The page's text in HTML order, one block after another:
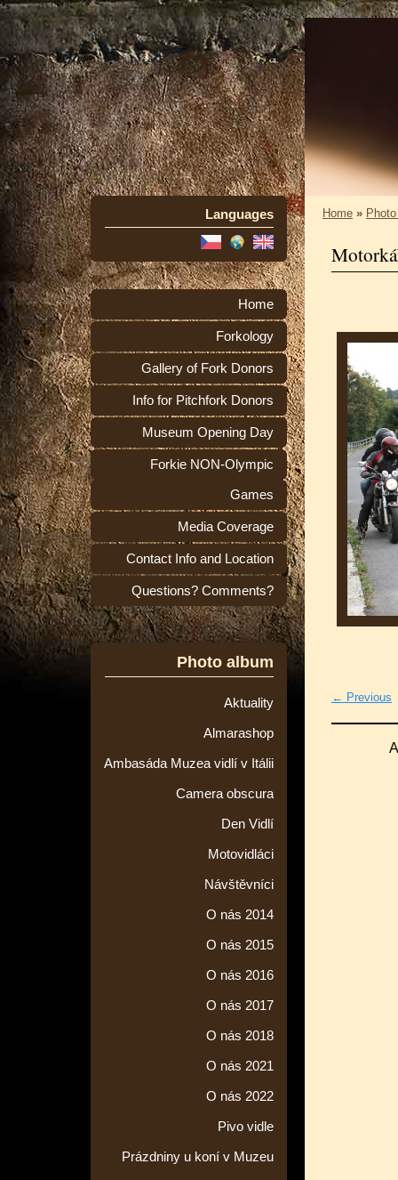
Languages
Home
Forkology
Gallery of Fork Donors
Info for Pitchfork Donors
Museum Opening Day
Forkie NON-Olympic
Games
Media Coverage
Contact Info and Location
Questions? Comments?
Photo album
Aktuality
Almarashop
Ambasáda Muzea vidlí v Itálii
Camera obscura
Den Vidlí
Motovidláci
Návštěvníci
O nás 2014
O nás 2015
O nás 2016
O nás 2017
O nás 2018
O nás 2021
O nás 2022
Pivo vidle
Prázdniny u koní v Muzeu
Home »
← Previous